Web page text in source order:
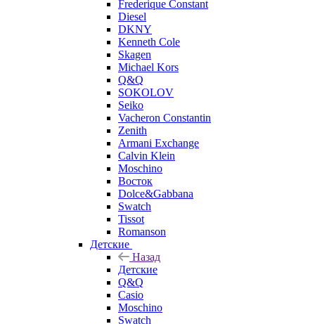
Frederique Constant
Diesel
DKNY
Kenneth Cole
Skagen
Michael Kors
Q&Q
SOKOLOV
Seiko
Vacheron Constantin
Zenith
Armani Exchange
Calvin Klein
Moschino
Восток
Dolce&Gabbana
Swatch
Tissot
Romanson
Детские
Назад
Детские
Q&Q
Casio
Moschino
Swatch